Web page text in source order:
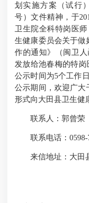
划实施方案（试行
号）文件精神，于
卫生院全科特岗医
生健康委员会关于做
作的通知》（闽卫人
发放给池春梅的特岗
公示时间为5个工作
公示期间，欢迎广大
形式向大田县卫生健
联系人：郭曾荣
联系电话：0598-
来信地址：大田
大